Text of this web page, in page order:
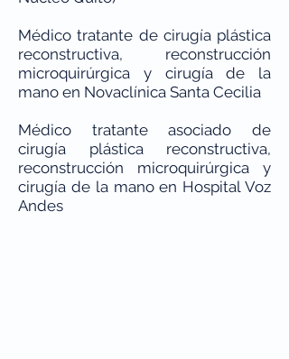
Médico tratante de cirugía plástica
reconstructiva, reconstrucción
microquirúrgica y cirugía de la
mano en Novaclínica Santa Cecilia
Médico tratante asociado de
cirugía plástica reconstructiva,
reconstrucción microquirúrgica y
cirugía de la mano en Hospital Voz
Andes